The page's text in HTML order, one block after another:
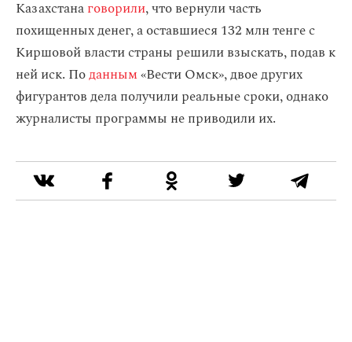
Казахстанаговорили, что вернули часть
похищенных денег, а оставшиеся 132 млн тенге с
Киршовой власти страны решили взыскать, подав к
ней иск. Поданным«Вести Омск», двое других
фигурантов дела получили реальные сроки, однако
журналисты программы не приводили их.